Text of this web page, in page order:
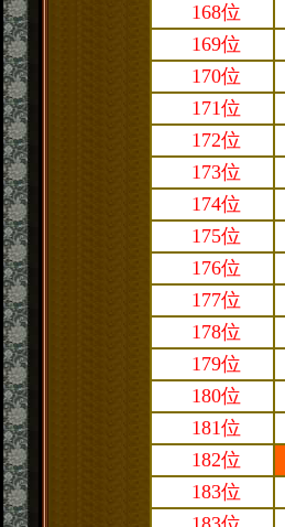
168位
169位
170位
171位
172位
173位
174位
175位
176位
177位
178位
179位
180位
181位
182位
183位